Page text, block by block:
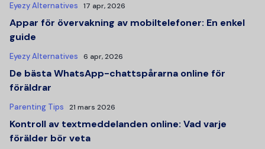
Eyezy Alternatives 17 apr, 2026
Appar för övervakning av mobiltelefoner: En enkel
guide
Eyezy Alternatives 6 apr, 2026
De bästa WhatsApp-chattspårarna online för
föräldrar
Parenting Tips 21 mars 2026
Kontroll av textmeddelanden online: Vad varje
förälder bör veta